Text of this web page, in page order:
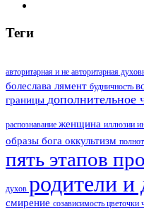
Теги
авторитарная и не авторитарная
болеслава лямент будничность
границы дополнительное
распознавание женщина иллюзии
образы бога оккультизм
пять этапов
духов родители и
смирение созависимость цветочки